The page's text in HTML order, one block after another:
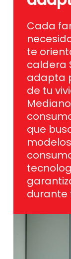
Cada
te
caldera
adapta
de tu
que
durante